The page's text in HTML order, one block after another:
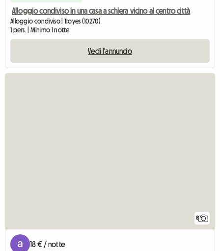
Alloggio condiviso in una casa a schiera vicino al centro città
Alloggio condiviso | Troyes (10270)
1 pers. | Minimo 1 notte
Vedi l'annuncio
8
18 € / notte